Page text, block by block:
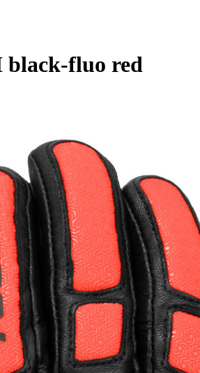
black-fluo red